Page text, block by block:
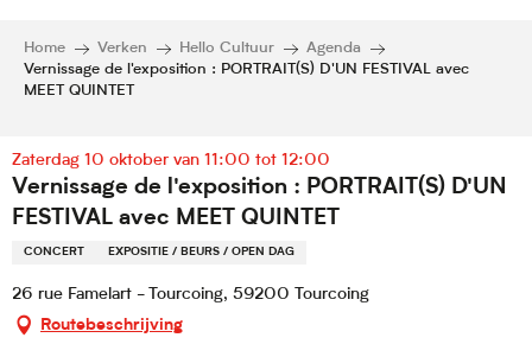
Home Verken Hello Cultuur
Agenda
Vernissage de l'exposition : PORTRAIT(S) D'UN FESTIVAL avec
MEET QUINTET
Zaterdag 10 oktober van 11:00 tot 12:00
Vernissage de l'exposition : PORTRAIT(S) D'UN
FESTIVAL avec MEET QUINTET
CONCERT EXPOSITIE / BEURS / OPEN DAG
26 rue Famelart - Tourcoing, 59200 Tourcoing
Routebeschrijving